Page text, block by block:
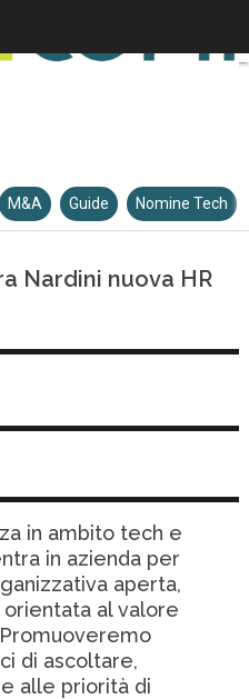
M&A Guide Nomine Tech
Nardini nuova HR
in ambito tech e
in azienda per
aperta,
al valore
di ascoltare,
alle priorità di